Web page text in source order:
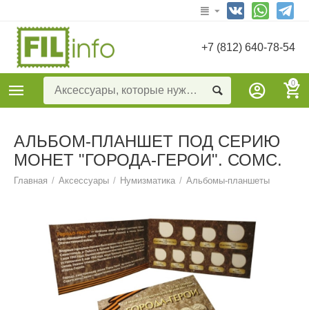
+7 (812) 640-78-54
0
АЛЬБОМ-ПЛАНШЕТ ПОД СЕРИЮ
МОНЕТ "ГОРОДА-ГЕРОИ". СОМС.
Главная / Аксессуары / Нумизматика / Альбомы-планшеты